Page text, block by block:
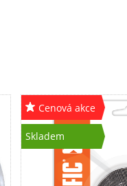
Cenová akce
Skladem